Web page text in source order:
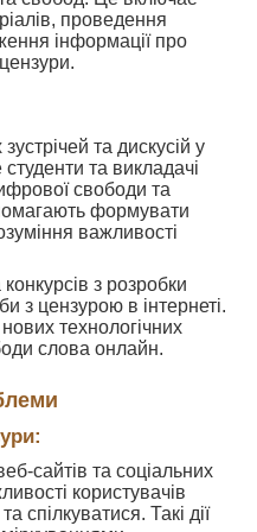
проведення
інформації про
та дискусій у
та викладачі
свободи та
формувати
важливості
з розробки
з цензурою в інтернеті.
технологічних
слова онлайн.
сайтів та соціальних
користувачів
спілкуватися. Такі дії